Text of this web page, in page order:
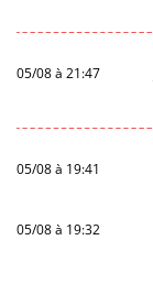
05/08 à 21:47
05/08 à 19:41
05/08 à 19:32